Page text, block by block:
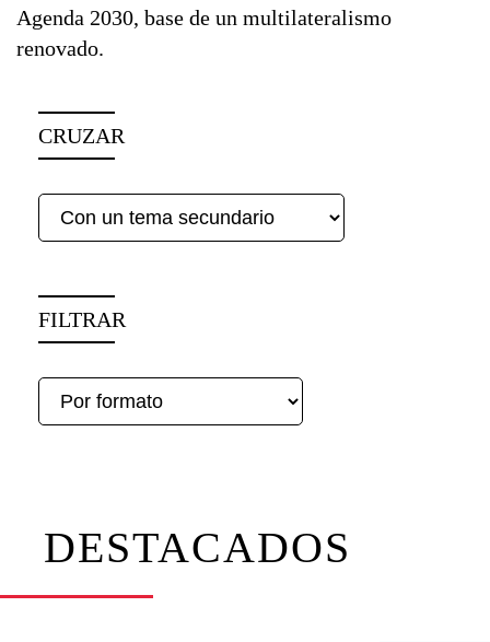
Agenda 2030, base de un multilateralismo
renovado.
CRUZAR
FILTRAR
DESTACADOS